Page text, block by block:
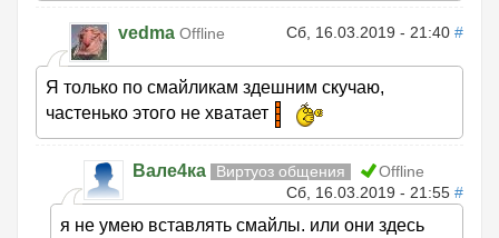
vedma Offline Сб, 16.03.2019 - 21:40 #
Я только по смайликам здешним скучаю,
частенько этого не хватает
Вале4ка Виртуоз общения
Offline
Сб, 16.03.2019 - 21:55 #
я не умею вставлять смайлы. или они здесь